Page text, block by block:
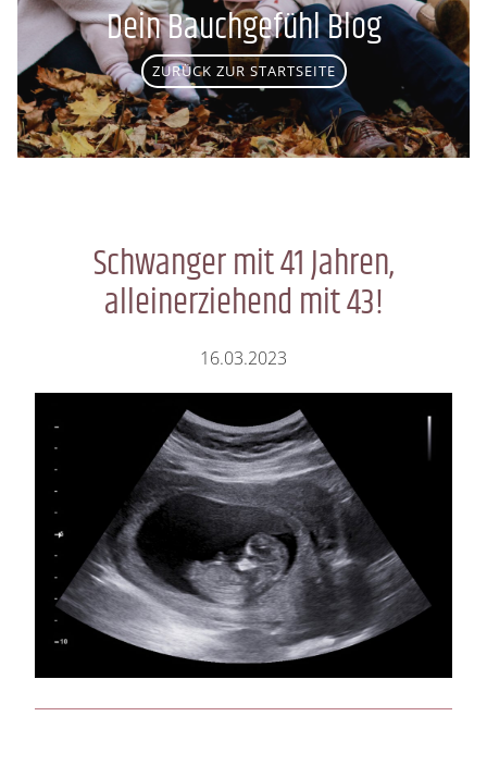
Dein Bauchgefühl Blog
ZURÜCK ZUR STARTSEITE
Schwanger mit 41 Jahren,
alleinerziehend mit 43!
16.03.2023